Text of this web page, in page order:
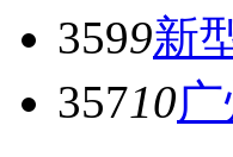
3599新
35710